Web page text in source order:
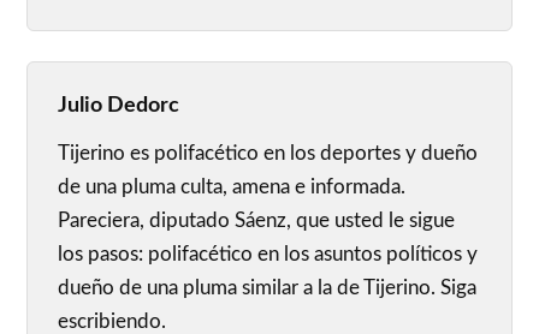
Julio Dedorc
Tijerino es polifacético en los deportes y dueño
de una pluma culta, amena e informada.
Pareciera, diputado Sáenz, que usted le sigue
los pasos: polifacético en los asuntos políticos y
dueño de una pluma similar a la de Tijerino. Siga
escribiendo.